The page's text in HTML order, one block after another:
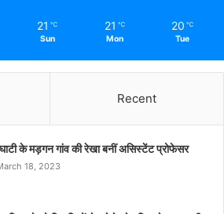
21 ℃
Sun
21 ℃
Mon
20 ℃
Tue
Recent
के मड़गन गांव की रेखा बनीं असिस्टेंट प्रोफेसर
18, 2023